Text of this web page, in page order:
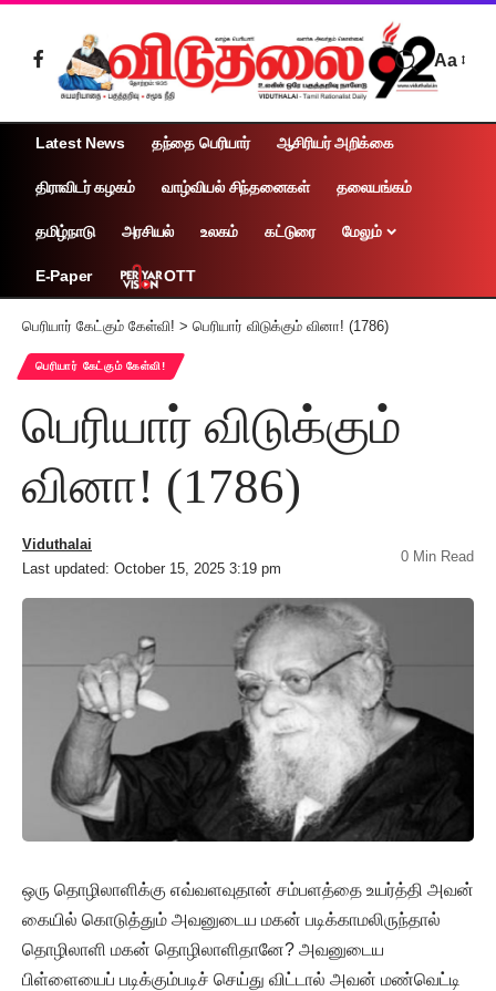
Aa
Latest News தந்தை பெரியார் ஆசிரியர் அறிக்கை
திராவிடர் கழகம் வாழ்வியல் சிந்தனைகள் தலையங்கம்
தமிழ்நாடு அரசியல் உலகம் கட்டுரை மேலும்
E-Paper OTT
பெரியார் கேட்கும் கேள்வி! > பெரியார் விடுக்கும் வினா! (1786)
பெரியார் கேட்கும் கேள்வி!
பெரியார் விடுக்கும்
வினா! (1786)
Last updated: October 15, 2025 3:19 pm
Viduthalai
0 Min Read
ஒரு தொழிலாளிக்கு எவ்வளவுதான் சம்பளத்தை உயர்த்தி அவன்
கையில் கொடுத்தும் அவனுடைய மகன் படிக்காமலிருந்தால்
தொழிலாளி மகன் தொழிலாளிதானே? அவனுடைய
பிள்ளையைப் படிக்கும்படிச் செய்து விட்டால் அவன் மண்வெட்டி